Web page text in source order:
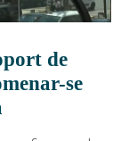
de
se